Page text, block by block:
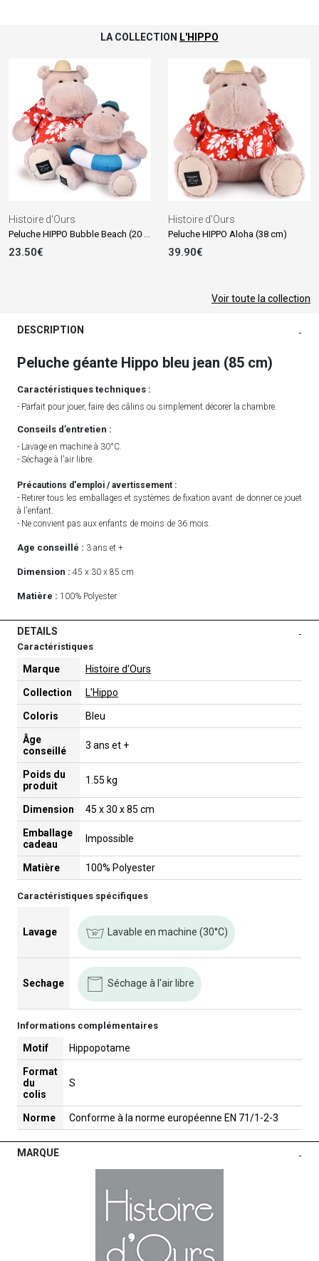
LA COLLECTION L'HIPPO
Histoire d'Ours
Peluche HIPPO Bubble Beach (20 cm)
23.50€
Histoire d'Ours
Peluche HIPPO Aloha (38 cm)
39.90€
Voir toute la collection
DESCRIPTION -
Peluche géante Hippo bleu jean (85 cm)
Caractéristiques techniques :
- Parfait pour jouer, faire des câlins ou simplement décorer la chambre.
Conseils d’entretien :
- Lavage en machine à 30°C.
- Séchage à l'air libre.
Précautions d'emploi / avertissement :
- Retirer tous les emballages et systèmes de fixation avant de donner ce jouet
à l'enfant.
- Ne convient pas aux enfants de moins de 36 mois.
Age conseillé : 3 ans et +
Dimension : 45 x 30 x 85 cm
Matière : 100% Polyester
DETAILS -
Caractéristiques
Marque Histoire d'Ours
Collection L'Hippo
Coloris Bleu
Âge
conseillé
3 ans et +
Poids du
produit
1.55 kg
Dimension 45 x 30 x 85 cm
Emballage
cadeau
Impossible
Matière 100% Polyester
Caractéristiques spécifiques
Lavage Lavable en machine (30°C)
Sechage Séchage à l'air libre
Informations complémentaires
Motif Hippopotame
Format
du
colis
S
Norme Conforme à la norme européenne EN 71/1-2-3
MARQUE -